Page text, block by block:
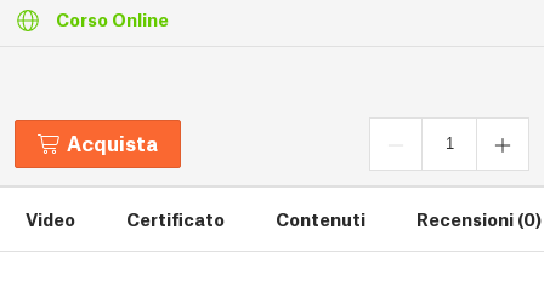
Corso Online
Acquista
Video Certificato Contenuti Recensioni (0)